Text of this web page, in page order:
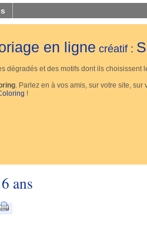
en ligne créatif :
et des motifs dont ils choisissent
. Parlez en à vos amis, sur votre site,
!
ans